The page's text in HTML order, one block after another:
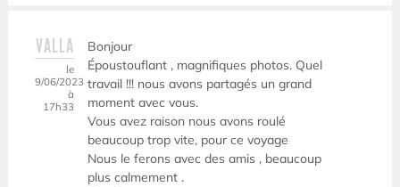
VALLA
le
9/06/2023
à
17h33
Bonjour
Époustouflant , magnifiques photos. Quel
travail !!! nous avons partagés un grand
moment avec vous.
Vous avez raison nous avons roulé
beaucoup trop vite, pour ce voyage
Nous le ferons avec des amis , beaucoup
plus calmement .